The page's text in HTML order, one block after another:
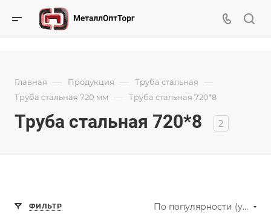
Главная — Продукция — Труба стальная —
Труба стальная 720 мм — Труба стальная 720*8
Труба стальная 720*8 2
ФИЛЬТР По популярности (убывание)